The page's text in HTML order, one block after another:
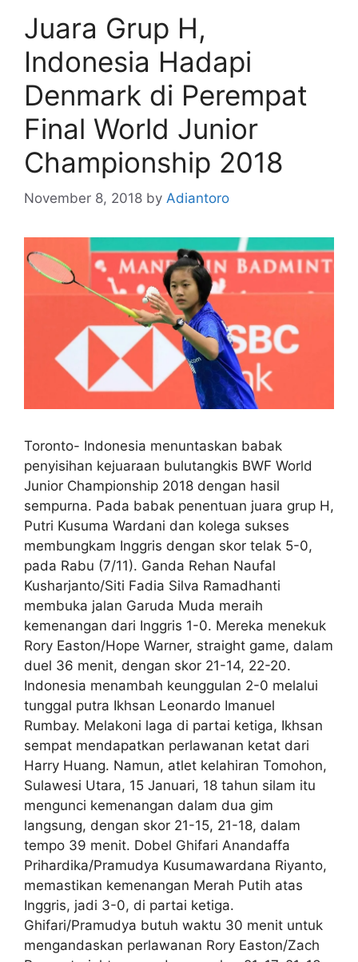
Juara Grup H,
Indonesia Hadapi
Denmark di Perempat
Final World Junior
Championship 2018
November 8, 2018 by Adiantoro
Toronto- Indonesia menuntaskan babak
penyisihan kejuaraan bulutangkis BWF World
Junior Championship 2018 dengan hasil
sempurna. Pada babak penentuan juara grup H,
Putri Kusuma Wardani dan kolega sukses
membungkam Inggris dengan skor telak 5-0,
pada Rabu (7/11). Ganda Rehan Naufal
Kusharjanto/Siti Fadia Silva Ramadhanti
membuka jalan Garuda Muda meraih
kemenangan dari Inggris 1-0. Mereka menekuk
Rory Easton/Hope Warner, straight game, dalam
duel 36 menit, dengan skor 21-14, 22-20.
Indonesia menambah keunggulan 2-0 melalui
tunggal putra Ikhsan Leonardo Imanuel
Rumbay. Melakoni laga di partai ketiga, Ikhsan
sempat mendapatkan perlawanan ketat dari
Harry Huang. Namun, atlet kelahiran Tomohon,
Sulawesi Utara, 15 Januari, 18 tahun silam itu
mengunci kemenangan dalam dua gim
langsung, dengan skor 21-15, 21-18, dalam
tempo 39 menit. Dobel Ghifari Anandaffa
Prihardika/Pramudya Kusumawardana Riyanto,
memastikan kemenangan Merah Putih atas
Inggris, jadi 3-0, di partai ketiga.
Ghifari/Pramudya butuh waktu 30 menit untuk
mengandaskan perlawanan Rory Easton/Zach